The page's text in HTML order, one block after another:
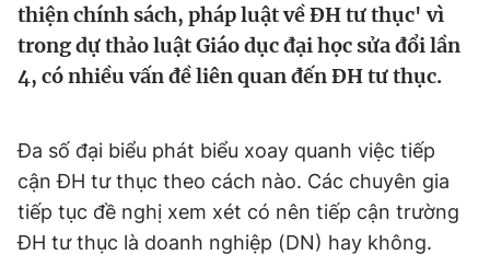
Video Magazine
Tiện ích Bạn cần biết
Thông tin tòa soạn Liên hệ quảng cáo
thiện chính sách, pháp luật về ĐH tư thục' vì
trong dự thảo luật Giáo dục đại học sửa đổi lần
4, có nhiều vấn đề liên quan đến ĐH tư thục.
Đa số đại biểu phát biểu xoay quanh việc tiếp
cận ĐH tư thục theo cách nào. Các chuyên gia
tiếp tục đề nghị xem xét có nên tiếp cận trường
ĐH tư thục là doanh nghiệp (DN) hay không.